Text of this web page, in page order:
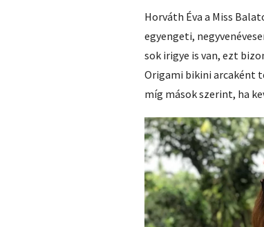
Horváth Éva a Miss
egyengeti,
sok irigye is van, ezt
Origami bikini arcaként
míg mások szerint, ha